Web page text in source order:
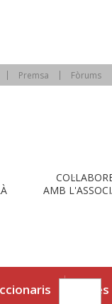
Premsa Fòrums
AMB
Eines